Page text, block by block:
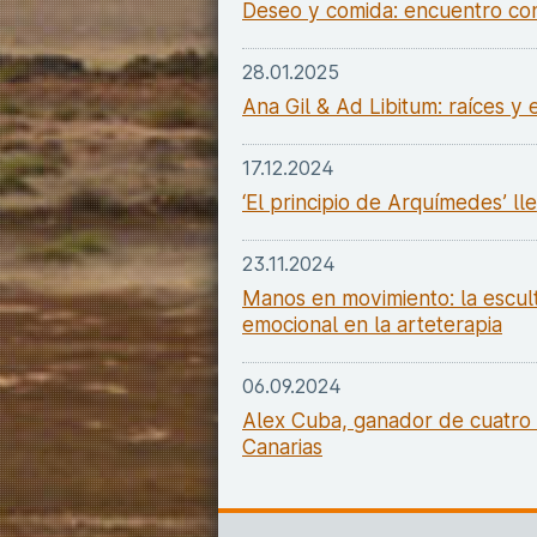
Deseo y comida: encuentro
28.01.2025
Ana Gil & Ad Libitum: raíces
17.12.2024
‘El principio de Arquímedes’
23.11.2024
Manos en movimiento: la
emocional en la arteterapia
06.09.2024
Alex Cuba, ganador de
Canarias